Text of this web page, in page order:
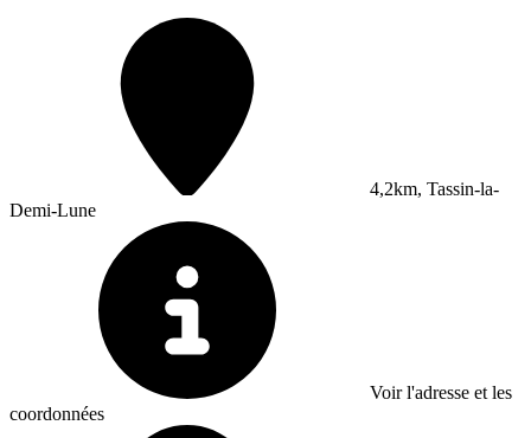
4,2km, Tassin-la-
Demi-Lune
Voir l'adresse et les
coordonnées